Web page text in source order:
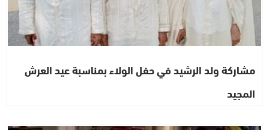
مشاركة ولد الرشيد في حفل الولاء بمناسبة عيد العرش
المجيد